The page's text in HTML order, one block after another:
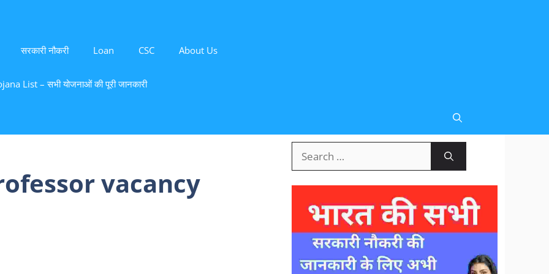
सरकारी नौकरी Loan CSC About Us
List – सभी योजनाओं की पूरी जानकारी
vacancy
for: